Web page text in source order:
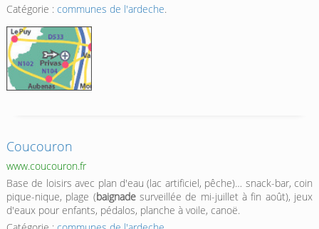
Catégorie : communes de l'ardeche.
Coucouron
www.coucouron.fr
Base de loisirs avec plan d'eau (lac artificiel, pêche)… snack-bar, coin
pique-nique, plage (baignadesurveillée de mi-juillet à fin août), jeux
d'eaux pour enfants, pédalos, planche à voile, canoë.